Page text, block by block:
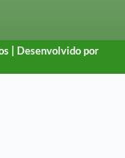
| Desenvolvido por